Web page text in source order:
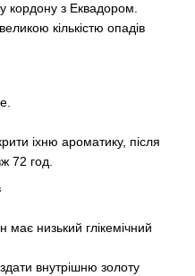
кордону з Еквадором.
кількістю опадів
іхню ароматику, після
72 год.
має низький глікемічний
внутрішню золоту